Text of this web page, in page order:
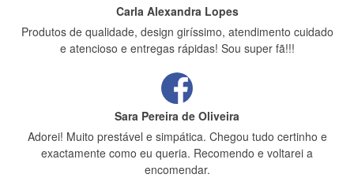
Carla Alexandra Lopes
Produtos de qualidade, design giríssimo, atendimento cuidado
e atencioso e entregas rápidas! Sou super fã!!!
Sara Pereira de Oliveira
Adorei! Muito prestável e simpática. Chegou tudo certinho e
exactamente como eu queria. Recomendo e voltarei a
encomendar.